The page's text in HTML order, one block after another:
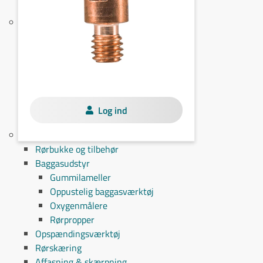
Svejsegas & udstyr
Rørbukke og tilbehør
Baggasudstyr
Gummilameller
Oppustelig baggasværktøj
Oxygenmålere
Rørpropper
Opspændingsværktøj
Rørskæring
Log ind